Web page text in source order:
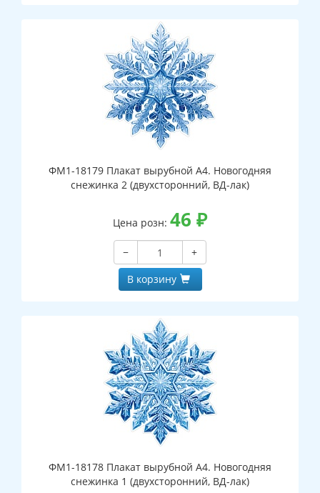
ФМ1-18179 Плакат вырубной А4. Новогодняя
снежинка 2 (двухсторонний, ВД-лак)
Цена розн: 46 ₽
−
+
В корзину
ФМ1-18178 Плакат вырубной А4. Новогодняя
снежинка 1 (двухсторонний, ВД-лак)